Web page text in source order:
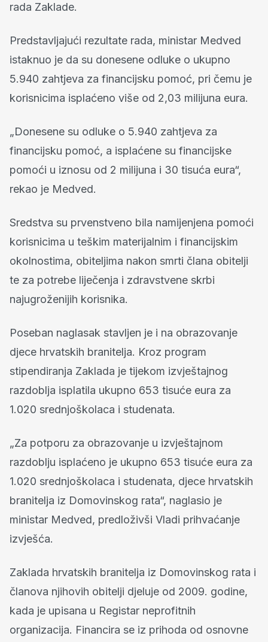
rada Zaklade.
Predstavljajući rezultate rada, ministar Medved
istaknuo je da su donesene odluke o ukupno
5.940 zahtjeva za financijsku pomoć, pri čemu je
korisnicima isplaćeno više od 2,03 milijuna eura.
„Donesene su odluke o 5.940 zahtjeva za
financijsku pomoć, a isplaćene su financijske
pomoći u iznosu od 2 milijuna i 30 tisuća eura“,
rekao je Medved.
Sredstva su prvenstveno bila namijenjena pomoći
korisnicima u teškim materijalnim i financijskim
okolnostima, obiteljima nakon smrti člana obitelji
te za potrebe liječenja i zdravstvene skrbi
najugroženijih korisnika.
Poseban naglasak stavljen je i na obrazovanje
djece hrvatskih branitelja. Kroz program
stipendiranja Zaklada je tijekom izvještajnog
razdoblja isplatila ukupno 653 tisuće eura za
1.020 srednjoškolaca i studenata.
„Za potporu za obrazovanje u izvještajnom
razdoblju isplaćeno je ukupno 653 tisuće eura za
1.020 srednjoškolaca i studenata, djece hrvatskih
branitelja iz Domovinskog rata“, naglasio je
ministar Medved, predloživši Vladi prihvaćanje
izvješća.
Zaklada hrvatskih branitelja iz Domovinskog rata i
članova njihovih obitelji djeluje od 2009. godine,
kada je upisana u Registar neprofitnih
organizacija. Financira se iz prihoda od osnovne